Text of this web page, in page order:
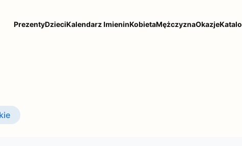
PrezentyDzieciKalendarz ImieninKobietaMężczyznaOkazje